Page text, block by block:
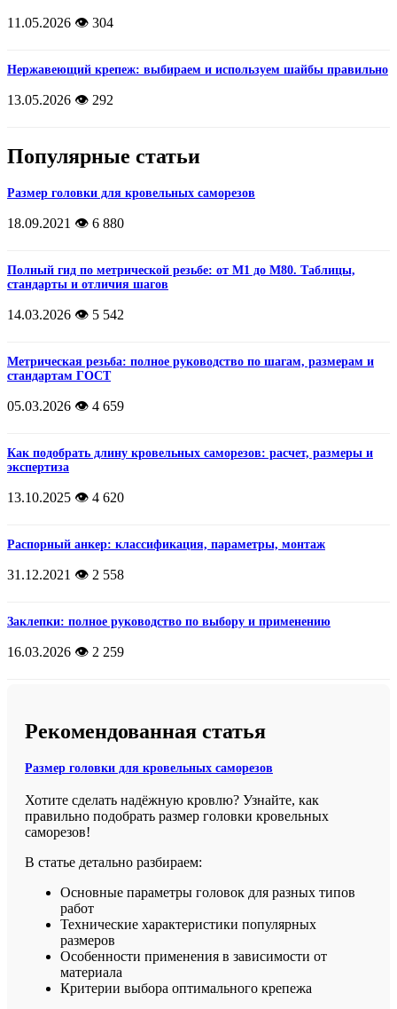
11.05.2026 👁️ 304
Нержавеющий крепеж: выбираем и используем шайбы правильно
13.05.2026 👁️ 292
Популярные статьи
Размер головки для кровельных саморезов
18.09.2021 👁️ 6 880
Полный гид по метрической резьбе: от М1 до М80. Таблицы,
стандарты и отличия шагов
14.03.2026 👁️ 5 542
Метрическая резьба: полное руководство по шагам, размерам и
стандартам ГОСТ
05.03.2026 👁️ 4 659
Как подобрать длину кровельных саморезов: расчет, размеры и
экспертиза
13.10.2025 👁️ 4 620
Распорный анкер: классификация, параметры, монтаж
31.12.2021 👁️ 2 558
Заклепки: полное руководство по выбору и применению
16.03.2026 👁️ 2 259
Рекомендованная статья
Размер головки для кровельных саморезов
Хотите сделать надёжную кровлю? Узнайте, как
правильно подобрать размер головки кровельных
саморезов!
В статье детально разбираем:
Основные параметры головок для разных типов
работ
Технические характеристики популярных
размеров
Особенности применения в зависимости от
материала
Критерии выбора оптимального крепежа